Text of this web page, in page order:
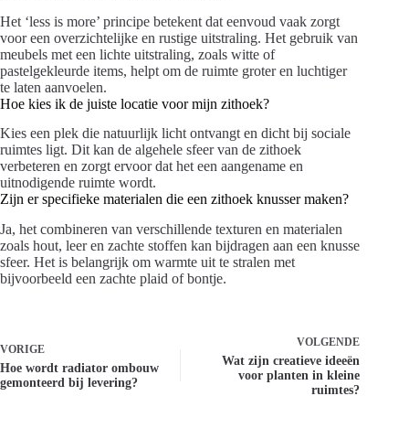
Het ‘less is more’ principe betekent dat eenvoud vaak zorgt
voor een overzichtelijke en rustige uitstraling. Het gebruik van
meubels met een lichte uitstraling, zoals witte of
pastelgekleurde items, helpt om de ruimte groter en luchtiger
te laten aanvoelen.
Hoe kies ik de juiste locatie voor mijn zithoek?
Kies een plek die natuurlijk licht ontvangt en dicht bij sociale
ruimtes ligt. Dit kan de algehele sfeer van de zithoek
verbeteren en zorgt ervoor dat het een aangename en
uitnodigende ruimte wordt.
Zijn er specifieke materialen die een zithoek knusser maken?
Ja, het combineren van verschillende texturen en materialen
zoals hout, leer en zachte stoffen kan bijdragen aan een knusse
sfeer. Het is belangrijk om warmte uit te stralen met
bijvoorbeeld een zachte plaid of bontje.
VORIGE
Hoe wordt radiator ombouw
gemonteerd bij levering?
VOLGENDE
Wat zijn creatieve ideeën
voor planten in kleine
ruimtes?